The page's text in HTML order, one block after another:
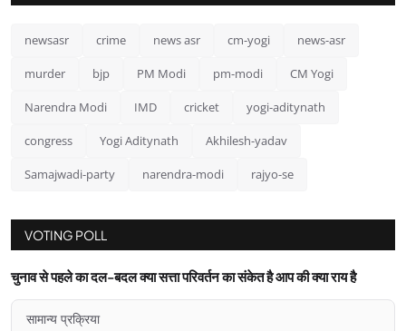
newsasr crime news asr cm-yogi news-asr
murder bjp PM Modi pm-modi CM Yogi
Narendra Modi IMD cricket yogi-aditynath
congress Yogi Aditynath Akhilesh-yadav
Samajwadi-party narendra-modi rajyo-se
VOTING POLL
चुनाव से पहले का दल-बदल क्या सत्ता परिवर्तन का संकेत है आप की क्या राय है
सामान्य प्रक्रिया